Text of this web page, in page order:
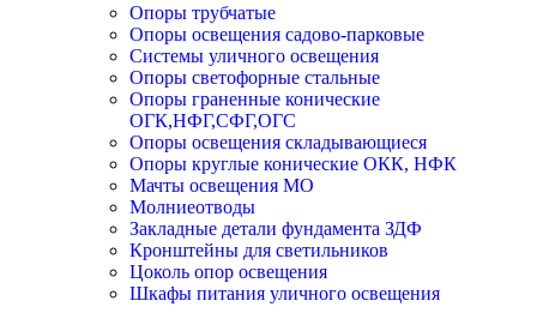
Опоры трубчатые
Опоры освещения садово-парковые
Системы уличного освещения
Опоры светофорные стальные
Опоры граненные конические
ОГК,НФГ,СФГ,ОГС
Опоры освещения складывающиеся
Опоры круглые конические ОКК, НФК
Мачты освещения МО
Молниеотводы
Закладные детали фундамента ЗДФ
Кронштейны для светильников
Цоколь опор освещения
Шкафы питания уличного освещения